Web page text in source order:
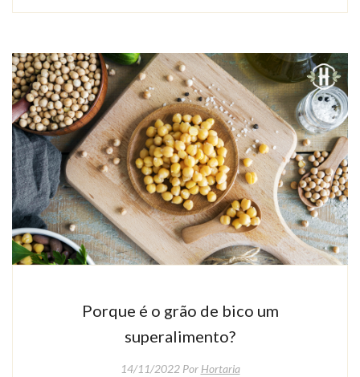
Porque é o grão de bico um
superalimento?
14/11/2022 Por Hortaria